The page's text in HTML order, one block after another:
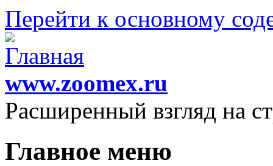
Перейти к основному
www.zoomex.ru
Расширенный взгляд на
Главное меню